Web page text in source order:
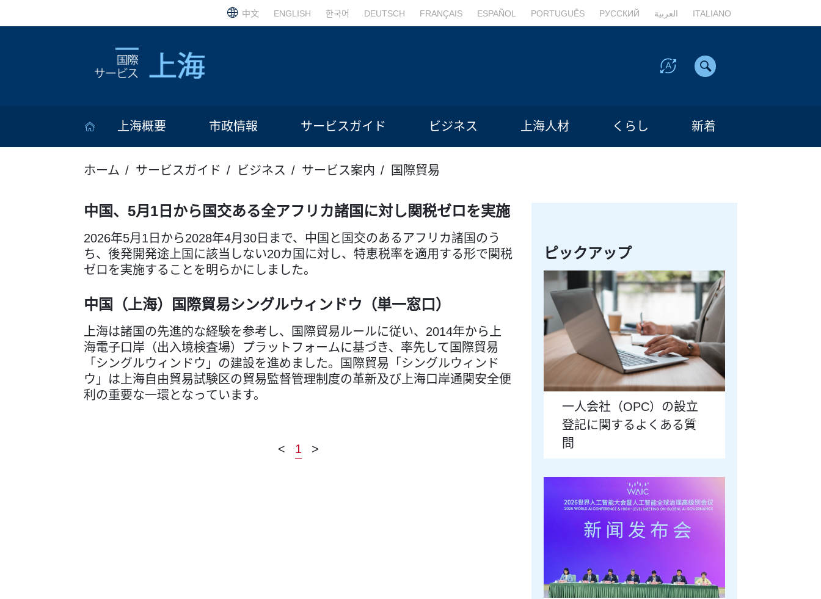
中文 ENGLISH 한국어 DEUTSCH FRANÇAIS ESPAÑOL PORTUGUÊS РУССКИЙ العربية ITALIANO
上海概要 市政情報 サービスガイド ビジネス 上海人材 くらし 新着
ホーム サービスガイド ビジネス サービス案内 国際貿易
中国、5月1日から国交ある全アフリカ諸国に対し関税ゼロを実施
2026年5月1日から2028年4月30日まで、中国と国交のあるアフリカ諸国のう
ち、後発開発途上国に該当しない20カ国に対し、特恵税率を適用する形で関税
ゼロを実施することを明らかにしました。
中国（上海）国際貿易シングルウィンドウ（単一窓口）
上海は諸国の先進的な経験を参考し、国際貿易ルールに従い、2014年から上
海電子口岸（出入境検査場）プラットフォームに基づき、率先して国際貿易
「シングルウィンドウ」の建設を進めました。国際貿易「シングルウィンド
ウ」は上海自由貿易試験区の貿易監督管理制度の革新及び上海口岸通関安全便
利の重要な一環となっています。
< 1 >
ピックアップ
一人会社（OPC）の設立
登記に関するよくある質
問